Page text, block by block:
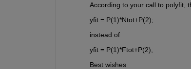
According to your call to polyfit,
yfit = P(1)*Ntot+P(2);
instead of
yfit = P(1)*Ftot+P(2);
Best wishes